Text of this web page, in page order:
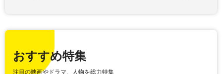
おすすめ特集
注目の映画やドラマ、人物を総力特集